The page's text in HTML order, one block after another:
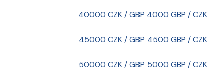
40000 CZK / GBP
45000 CZK / GBP
50000 CZK / GBP
4000 GBP / CZK
4500 GBP / CZK
5000 GBP / CZK